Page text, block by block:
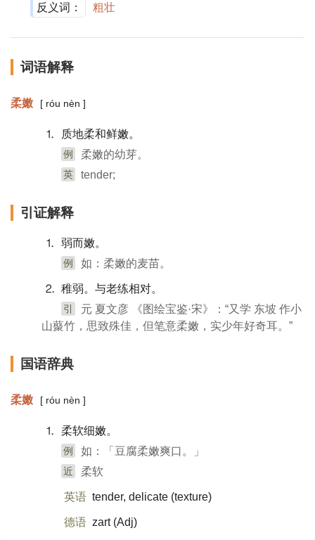
反义词： 粗壮
词语解释
柔嫩 [ róu nèn ]
⒈ 质地柔和鲜嫩。
例 柔嫩的幼芽。
英 tender;
引证解释
⒈ 弱而嫩。
例 如：柔嫩的麦苗。
⒉ 稚弱。与老练相对。
引
元 夏文彦 《图绘宝鉴·宋》：“又学 东坡 作小
山藂竹，思致殊佳，但笔意柔嫩，实少年好奇耳。”
国语辞典
柔嫩 [ róu nèn ]
⒈ 柔软细嫩。
例 如：「豆腐柔嫩爽口。」
近 柔软
英语 tender, delicate (texture)​
德语 zart (Adj)​